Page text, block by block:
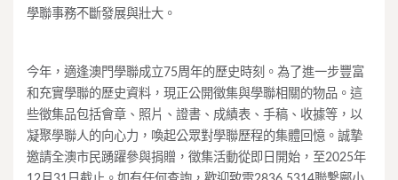
學聯事務不斷發展與壯大。
今年，適逢澳門學聯成立75周年的歷史時刻。為了進一步豐富
和充實學聯的歷史資料，現正公開徵集與學聯相關的物品。這
些徵集品包括會章、照片、證書、成績表、手稿、收據等，以
凝聚學聯人的向心力，喚起公眾對學聯歷程的集體回憶。誠摯
邀請全澳市民踴躍參與捐贈，徵集活動從即日開始，至2025年